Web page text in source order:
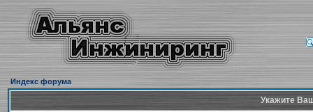
Индекс форума
Укажите